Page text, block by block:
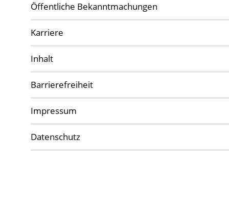
Öffentliche Bekanntmachungen
Karriere
Inhalt
Barrierefreiheit
Impressum
Datenschutz